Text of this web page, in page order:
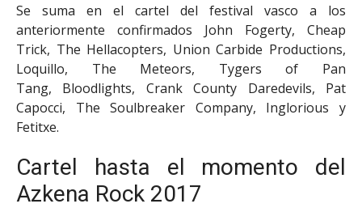
Se suma en el cartel del festival vasco a los
anteriormente confirmados John Fogerty, Cheap
Trick, The Hellacopters, Union Carbide Productions,
Loquillo, The Meteors, Tygers of Pan
Tang, Bloodlights, Crank County Daredevils, Pat
Capocci, The Soulbreaker Company, Inglorious y
Fetitxe.
Cartel hasta el momento del
Azkena Rock 2017